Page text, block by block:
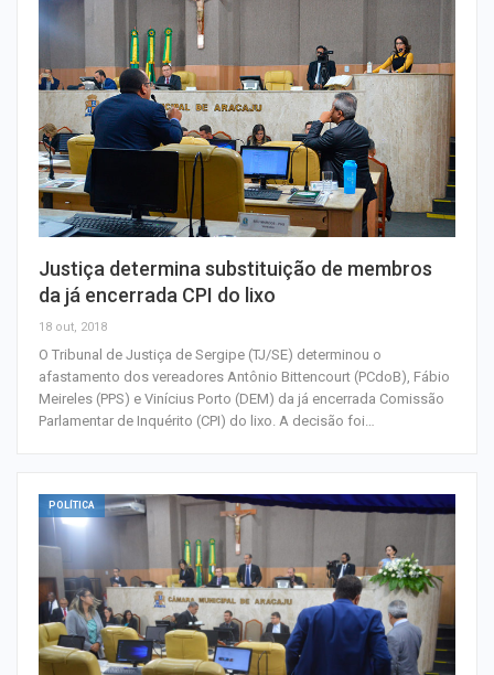
Justiça determina substituição de membros
da já encerrada CPI do lixo
18 out, 2018
O Tribunal de Justiça de Sergipe (TJ/SE) determinou o
afastamento dos vereadores Antônio Bittencourt (PCdoB), Fábio
Meireles (PPS) e Vinícius Porto (DEM) da já encerrada Comissão
Parlamentar de Inquérito (CPI) do lixo. A decisão foi…
POLÍTICA